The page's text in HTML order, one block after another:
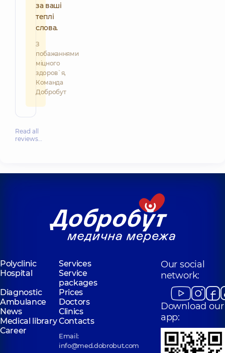
за ваші
теплі
слова.
З
побажаннями
міцного
здоров`я,
Команда
Добробут
Read all
reviews…
Polyclinic
Services
Hospital
Service
packages
Diagnostic
Prices
Ambulance
Doctors
News
Clinics
Medical libraryContacts
Career
Email:
info@med.dobrobut.com
Our social
network:
Download our
app: